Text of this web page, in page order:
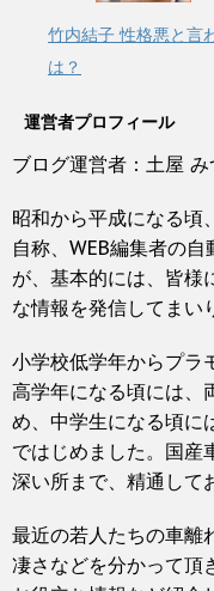
竹内結子 性格悪と言
は？
運営者プロフィール
ブログ運営者：土屋 み
昭和から平成になる頃
自称、WEB編集者の
が、基本的には、皆様
な情報を発信してまい
小学校低学年からプラ
高学年になる頃には、
め、中学生になる頃に
ではじめました。国産
深い所まで、精通して
最近の若人たちの車離
凄さなどを分かって頂